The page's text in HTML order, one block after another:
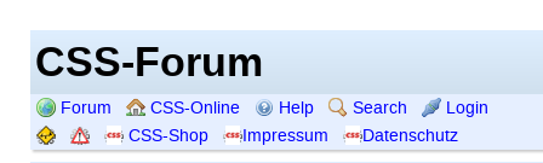
CSS-Forum
Forum CSS-Online Help Search
Login
CSS-Shop
Impressum Datenschutz